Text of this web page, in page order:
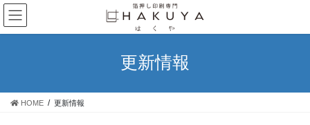
コ
ン
テ
ス
ナ
ビ
ゲ
ン
更新情報
HOME 更新情報